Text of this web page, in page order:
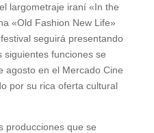
largometraje iraní «In the
«Old Fashion New Life»
seguirá presentando
siguientes funciones se
agosto en el Mercado Cine
por su rica oferta cultural
producciones que se